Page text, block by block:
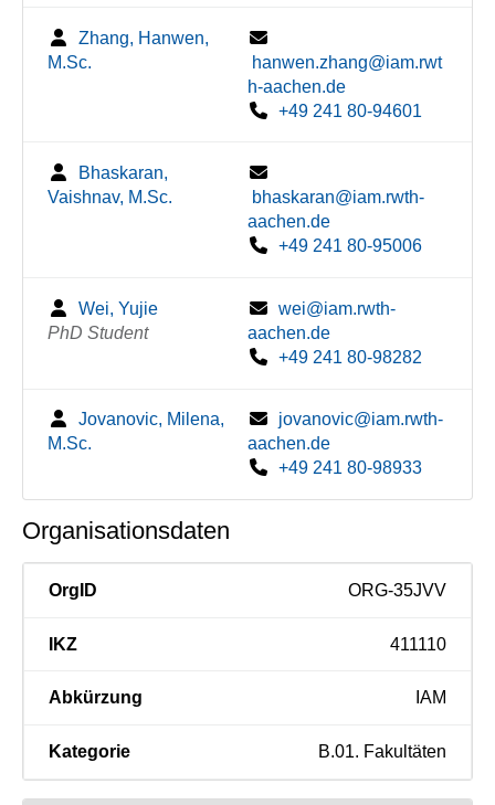
Zhang, Hanwen,
M.Sc.
hanwen.zhang@iam.rwt
h-aachen.de
+49 241 80-94601
Bhaskaran,
Vaishnav, M.Sc.
bhaskaran@iam.rwth-
aachen.de
+49 241 80-95006
Wei, Yujie
PhD Student
wei@iam.rwth-
aachen.de
+49 241 80-98282
Jovanovic, Milena,
M.Sc.
jovanovic@iam.rwth-
aachen.de
+49 241 80-98933
Organisationsdaten
OrgID ORG-35JVV
IKZ 411110
Abkürzung IAM
Kategorie B.01. Fakultäten